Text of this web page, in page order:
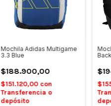
Mochila Adidas Multigame
3.3 Blue
$188.900,00
$151.120,00 con
Transferencia o
depósito